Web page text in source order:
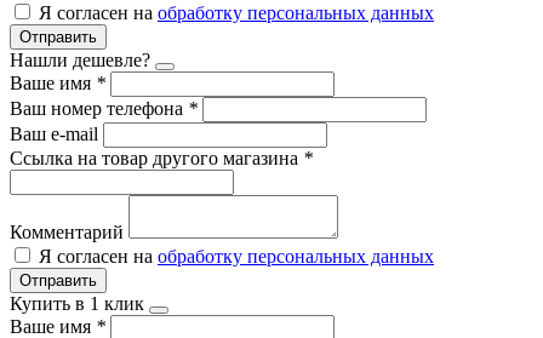
Я согласен на обработку персональных данных
Отправить
Нашли дешевле?
Ваше имя *
Ваш номер телефона *
Ваш e-mail
Ссылка на товар другого магазина *
Комментарий
Я согласен на обработку персональных данных
Отправить
Купить в 1 клик
Ваше имя *